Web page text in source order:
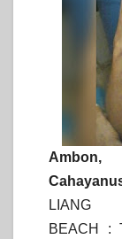
Ambon,
LIANG
BEACH :